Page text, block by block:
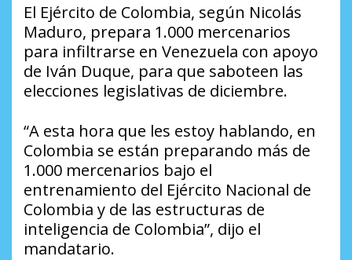
El Ejército de Colombia, según Nicolás
Maduro, prepara 1.000 mercenarios
para infiltrarse en Venezuela con apoyo
de Iván Duque, para que saboteen las
elecciones legislativas de diciembre.
“A esta hora que les estoy hablando, en
Colombia se están preparando más de
1.000 mercenarios bajo el
entrenamiento del Ejército Nacional de
Colombia y de las estructuras de
inteligencia de Colombia”, dijo el
mandatario.